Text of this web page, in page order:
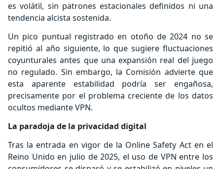
es volátil, sin patrones estacionales definidos ni una
tendencia alcista sostenida.
Un pico puntual registrado en otoño de 2024 no se
repitió al año siguiente, lo que sugiere fluctuaciones
coyunturales antes que una expansión real del juego
no regulado. Sin embargo, la Comisión advierte que
esta aparente estabilidad podría ser engañosa,
precisamente por el problema creciente de los datos
ocultos mediante VPN.
La paradoja de la privacidad digital
Tras la entrada en vigor de la Online Safety Act en el
Reino Unido en julio de 2025, el uso de VPN entre los